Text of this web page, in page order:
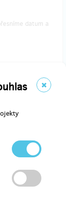
datum a
na Hithitu
února, hoď